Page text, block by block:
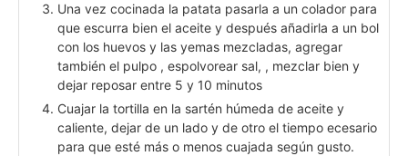
Una vez cocinada la patata pasarla a un colador para
que escurra bien el aceite y después añadirla a un bol
con los huevos y las yemas mezcladas, agregar
también el pulpo , espolvorear sal, , mezclar bien y
dejar reposar entre 5 y 10 minutos
Cuajar la tortilla en la sartén húmeda de aceite y
caliente, dejar de un lado y de otro el tiempo ecesario
para que esté más o menos cuajada según gusto.